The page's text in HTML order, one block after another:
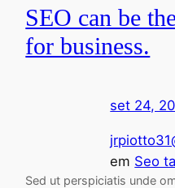
SEO can be
for business.
set 24,
em Seo
Sed ut perspiciatis unde